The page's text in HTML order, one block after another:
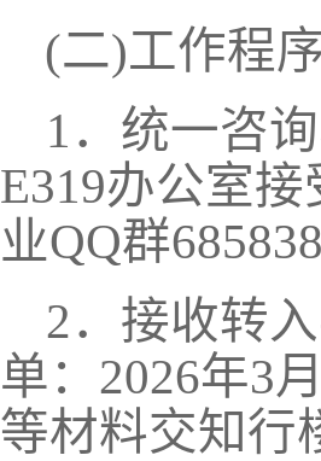
(二)工作程
1．统一咨询
E319办公室
业QQ群
2． 接收转
单 ： 2026年3
等材料交知行